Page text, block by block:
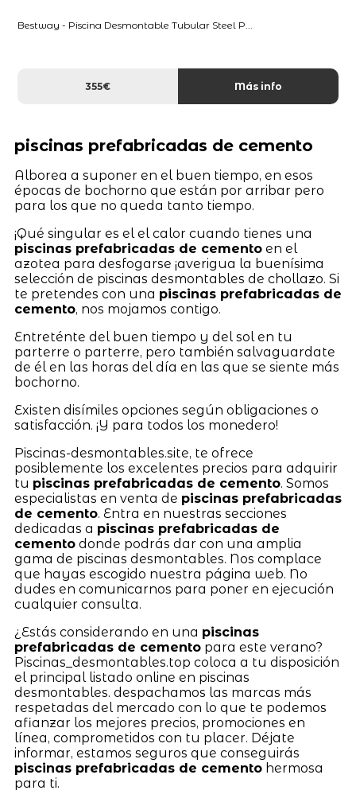
Bestway - Piscina Desmontable Tubular Steel P...
355€ Más info
piscinas prefabricadas de cemento
Alborea a suponer en el buen tiempo, en esos
épocas de bochorno que están por arribar pero
para los que no queda tanto tiempo.
¡Qué singular es el el calor cuando tienes una
piscinas prefabricadas de cementoen el
azotea para desfogarse ¡averigua la buenísima
selección de piscinas desmontables de chollazo. Si
te pretendes con una piscinas prefabricadas de
cemento, nos mojamos contigo.
Entreténte del buen tiempo y del sol en tu
parterre o parterre, pero también salvaguardate
de él en las horas del día en las que se siente más
bochorno.
Existen disímiles opciones según obligaciones o
satisfacción. ¡Y para todos los monedero!
Piscinas-desmontables.site, te ofrece
posiblemente los excelentes precios para adquirir
tu piscinas prefabricadas de cemento. Somos
especialistas en venta de piscinas prefabricadas
de cemento. Entra en nuestras secciones
dedicadas a piscinas prefabricadas de
cementodonde podrás dar con una amplia
gama de piscinas desmontables. Nos complace
que hayas escogido nuestra página web. No
dudes en comunicarnos para poner en ejecución
cualquier consulta.
¿Estás considerando en una piscinas
prefabricadas de cementopara este verano?
Piscinas_desmontables.top coloca a tu disposición
el principal listado online en piscinas
desmontables. despachamos las marcas más
respetadas del mercado con lo que te podemos
afianzar los mejores precios, promociones en
línea, comprometidos con tu placer. Déjate
informar, estamos seguros que conseguirás
piscinas prefabricadas de cementohermosa
para ti.